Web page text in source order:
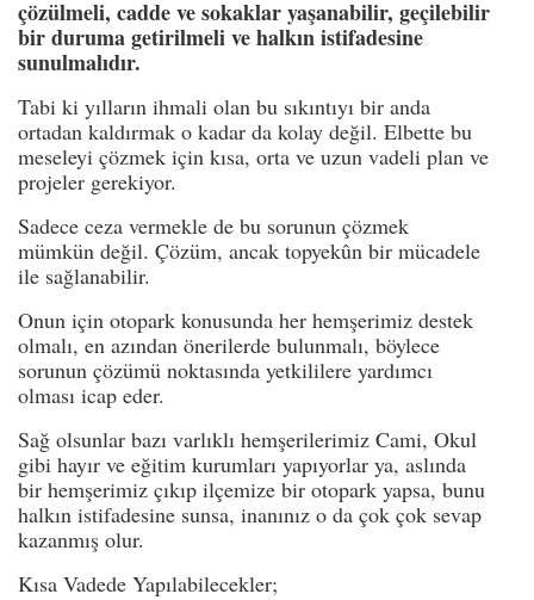
çözülmeli, cadde ve sokaklar yaşanabilir, geçilebilir
bir duruma getirilmeli ve halkın istifadesine
sunulmalıdır.
Tabi ki yılların ihmali olan bu sıkıntıyı bir anda
ortadan kaldırmak o kadar da kolay değil. Elbette bu
meseleyi çözmek için kısa, orta ve uzun vadeli plan ve
projeler gerekiyor.
Sadece ceza vermekle de bu sorunun çözmek
mümkün değil. Çözüm, ancak topyekûn bir mücadele
ile sağlanabilir.
Onun için otopark konusunda her hemşerimiz destek
olmalı, en azından önerilerde bulunmalı, böylece
sorunun çözümü noktasında yetkililere yardımcı
olması icap eder.
Sağ olsunlar bazı varlıklı hemşerilerimiz Cami, Okul
gibi hayır ve eğitim kurumları yapıyorlar ya, aslında
bir hemşerimiz çıkıp ilçemize bir otopark yapsa, bunu
halkın istifadesine sunsa, inanınız o da çok çok sevap
kazanmış olur.
Kısa Vadede Yapılabilecekler;